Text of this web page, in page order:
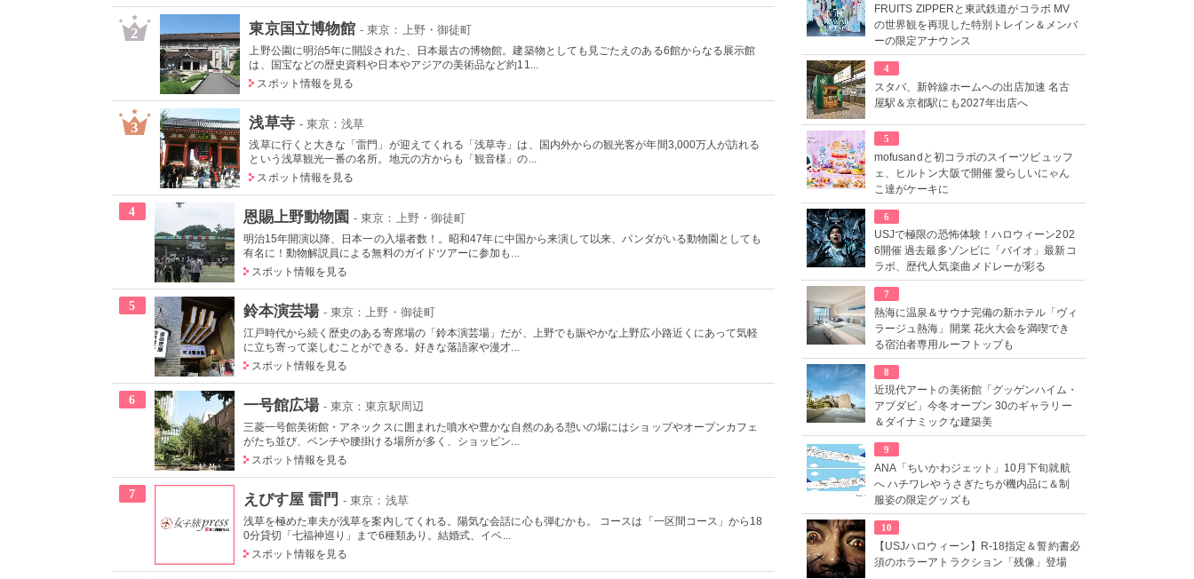
2 東京国立博物館 - 東京：上野・御徒町
上野公園に明治5年に開設された、日本最古の博物館。建築物としても見ごたえのある6館からなる展示館
は、国宝などの歴史資料や日本やアジアの美術品など約11...
スポット情報を見る
3 浅草寺 - 東京：浅草
浅草に行くと大きな「雷門」が迎えてくれる「浅草寺」は、国内外からの観光客が年間3,000万人が訪れる
という浅草観光一番の名所。地元の方からも「観音様」の...
スポット情報を見る
4 恩賜上野動物園 - 東京：上野・御徒町
明治15年開演以降、日本一の入場者数！。昭和47年に中国から来演して以来、パンダがいる動物園としても
有名に！動物解説員による無料のガイドツアーに参加も...
スポット情報を見る
5 鈴本演芸場 - 東京：上野・御徒町
江戸時代から続く歴史のある寄席場の「鈴本演芸場」だが、上野でも賑やかな上野広小路近くにあって気軽
に立ち寄って楽しむことができる。好きな落語家や漫才...
スポット情報を見る
6 一号館広場 - 東京：東京駅周辺
三菱一号館美術館・アネックスに囲まれた噴水や豊かな自然のある憩いの場にはショップやオープンカフェ
がたち並び、ベンチや腰掛ける場所が多く、ショッピン...
スポット情報を見る
7 えびす屋 雷門 - 東京：浅草
浅草を極めた車夫が浅草を案内してくれる。陽気な会話に心も弾むかも。 コースは「一区間コース」から18
0分貸切「七福神巡り」まで6種類あり。結婚式、イベ...
スポット情報を見る
FRUITS ZIPPERと東武鉄道がコラボ MV
の世界観を再現した特別トレイン＆メンバ
ーの限定アナウンス
4
スタバ、新幹線ホームへの出店加速 名古
屋駅＆京都駅にも2027年出店へ
5
mofusandと初コラボのスイーツビュッフ
ェ、ヒルトン大阪で開催 愛らしいにゃん
こ達がケーキに
6
USJで極限の恐怖体験！ハロウィーン202
6開催 過去最多ゾンビに「バイオ」最新コ
ラボ、歴代人気楽曲メドレーが彩る
7
熱海に温泉＆サウナ完備の新ホテル「ヴィ
ラージュ熱海」開業 花火大会を満喫でき
る宿泊者専用ルーフトップも
8
近現代アートの美術館「グッゲンハイム・
アブダビ」今冬オープン 30のギャラリー
＆ダイナミックな建築美
9
ANA「ちいかわジェット」10月下旬就航
へ ハチワレやうさぎたちが機内品に＆制
服姿の限定グッズも
10
【USJハロウィーン】R-18指定＆誓約書必
須のホラーアトラクション「残像」登場